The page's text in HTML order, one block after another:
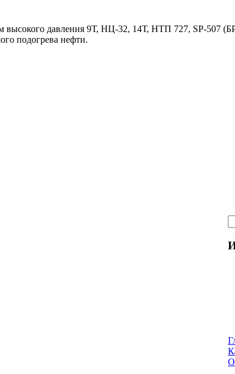
высокого давления 9Т, НЦ-32, 14Т, НТП 727, SP-507
подогрева нефти.